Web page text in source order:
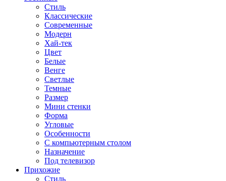
Стиль
Классические
Современные
Модерн
Хай-тек
Цвет
Белые
Венге
Светлые
Темные
Размер
Мини стенки
Форма
Угловые
Особенности
С компьютерным столом
Назначение
Под телевизор
Прихожие
Стиль